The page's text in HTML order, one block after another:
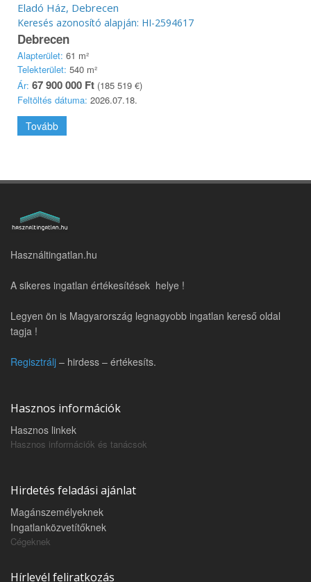
Eladó Ház, Debrecen
Keresés azonosító alapján: HI-2594617
Debrecen
Alapterület: 61 m²
Telekterület: 540 m²
Ár: 67 900 000 Ft (185 519 €)
Feltöltés dátuma: 2026.07.18.
Tovább
Használtingatlan.hu
A sikeres ingatlan értékesítések helye !
Legyen ön is Magyarország legnagyobb ingatlan kereső oldal
tagja !
Regisztrálj – hirdess – értékesíts.
Hasznos információk
Hasznos linkek
Hasznos információk és tanácsok
Hirdetés feladási ajánlat
Magánszemélyeknek
Ingatlanközvetítőknek
Cégeknek
Hírlevél feliratkozás